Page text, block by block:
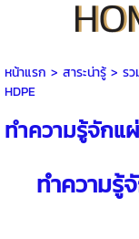
หน้าแรก > สาระน่ารู้ > ร
HDPE
ทำความรู้จักแ
ทำความรู้